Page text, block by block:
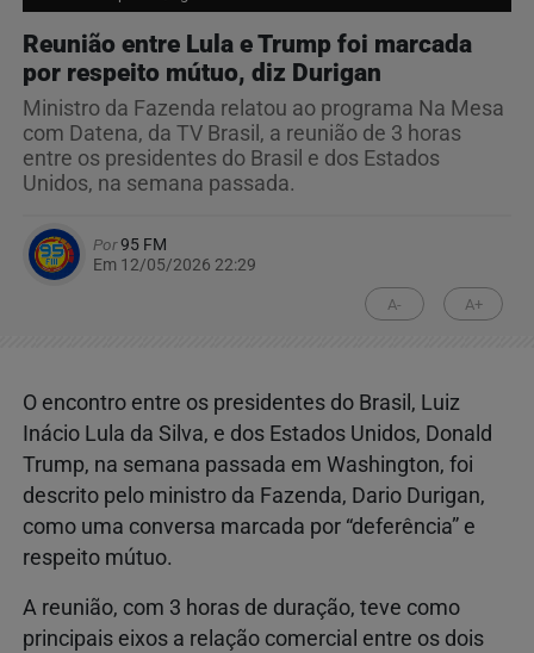
Reunião entre Lula e Trump foi marcada
por respeito mútuo, diz Durigan
Ministro da Fazenda relatou ao programa Na Mesa
com Datena, da TV Brasil, a reunião de 3 horas
entre os presidentes do Brasil e dos Estados
Unidos, na semana passada.
Por95 FM
Em 12/05/2026 22:29
A- A+
O encontro entre os presidentes do Brasil, Luiz
Inácio Lula da Silva, e dos Estados Unidos, Donald
Trump, na semana passada em Washington, foi
descrito pelo ministro da Fazenda, Dario Durigan,
como uma conversa marcada por “deferência” e
respeito mútuo.
A reunião, com 3 horas de duração, teve como
principais eixos a relação comercial entre os dois